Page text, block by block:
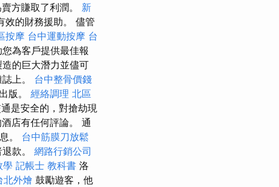
方賺取了利潤。 新
效的財務援助。 儘管
按摩 台中運動按摩 台
為客戶提供最佳報
的巨大潛力並儘可
上。 台中整骨價錢
版。 經絡調理 北區
是安全的，對搶劫現
店有任何評論。 通
。 台中筋膜刀放鬆
款。 網路行銷公司
學 記帳士 教科書 洛
北外燴 鼓勵遊客，他